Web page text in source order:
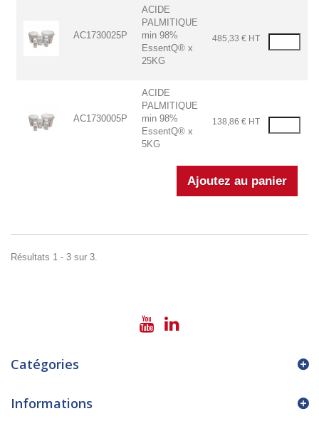
AC1730025P
ACIDE
PALMITIQUE
min 98%
EssentQ® x
25KG
485,33 € HT
AC1730005P
ACIDE
PALMITIQUE
min 98%
EssentQ® x
5KG
138,86 € HT
Résultats 1 - 3 sur 3.
Catégories
Informations